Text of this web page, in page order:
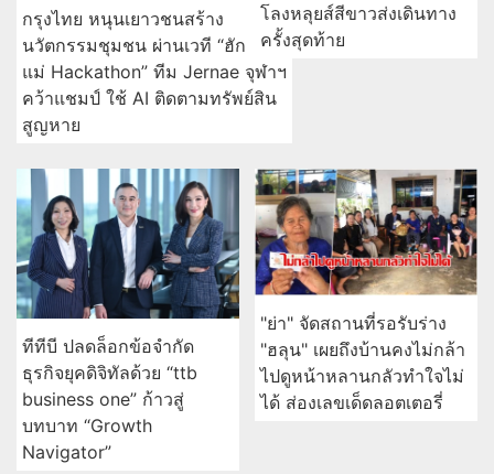
กรุงไทย หนุนเยาวชนสร้าง
นวัตกรรมชุมชน ผ่านเวที “ฮัก
แม่ Hackathon” ทีม Jernae จุฬาฯ
คว้าแชมป์ ใช้ AI ติดตามทรัพย์สิน
สูญหาย
โลงหลุยส์สีขาวส่งเดินทาง
ครั้งสุดท้าย
ทีทีบี ปลดล็อกข้อจำกัด
ธุรกิจยุคดิจิทัลด้วย “ttb
business one” ก้าวสู่
บทบาท “Growth
Navigator”
"ย่า" จัดสถานที่รอรับร่าง
"ฮลุน" เผยถึงบ้านคงไม่กล้า
ไปดูหน้าหลานกลัวทำใจไม่
ได้ ส่องเลขเด็ดลอตเตอรี่